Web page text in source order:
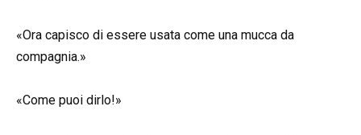
«Ora capisco di essere usata come una mucca da
compagnia.»
«Come puoi dirlo!»